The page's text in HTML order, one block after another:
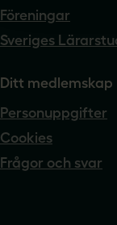
Föreningar
Sveriges
Ditt medlemskap
Personuppgifter
Cookies
Frågor och svar